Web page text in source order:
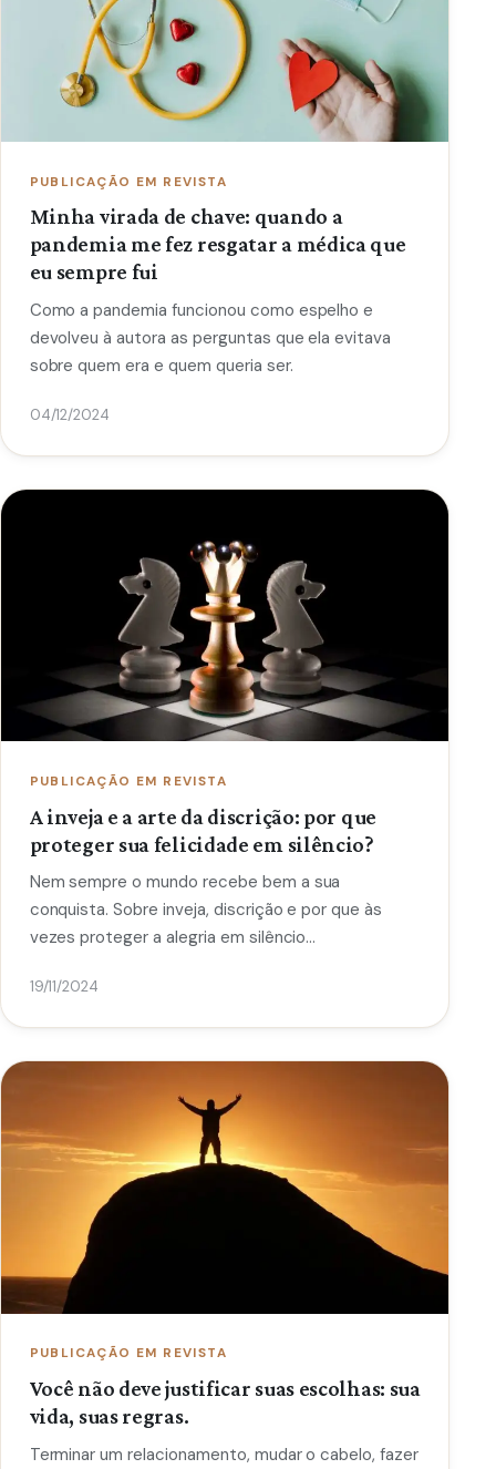
PUBLICAÇÃO EM REVISTA
Minha virada de chave: quando a
pandemia me fez resgatar a médica que
eu sempre fui
Como a pandemia funcionou como espelho e
devolveu à autora as perguntas que ela evitava
sobre quem era e quem queria ser.
04/12/2024
PUBLICAÇÃO EM REVISTA
A inveja e a arte da discrição: por que
proteger sua felicidade em silêncio?
Nem sempre o mundo recebe bem a sua
conquista. Sobre inveja, discrição e por que às
vezes proteger a alegria em silêncio…
19/11/2024
PUBLICAÇÃO EM REVISTA
Você não deve justificar suas escolhas: sua
vida, suas regras.
Terminar um relacionamento, mudar o cabelo, fazer